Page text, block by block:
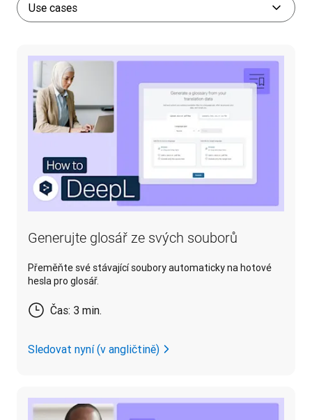
Use cases
Generujte glosář ze svých souborů
Přeměňte své stávající soubory automaticky na hotové
hesla pro glosář.
Čas: 3 min.
Sledovat nyní (v angličtině)